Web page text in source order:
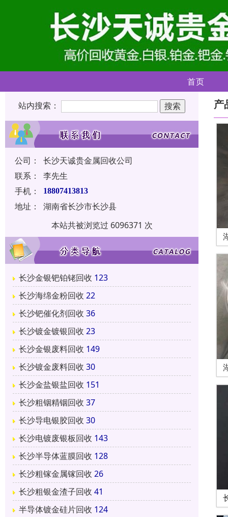
首页
站内搜索：
公司：
长沙天诚贵金属回收公司
联系：
李先生
手机：
18807413813
地址：
湖南省长沙市长沙县
本站共被浏览过 6096371 次
长沙金银钯铂铑回收 123
长沙海绵金粉回收 22
长沙钯催化剂回收 36
长沙镀金镀银回收 23
长沙金银废料回收 149
长沙镀金废料回收 30
长沙金盐银盐回收 151
长沙粗铟精铟回收 37
长沙导电银胶回收 30
长沙电镀废银板回收 143
长沙半导体蓝膜回收 128
长沙粗镓金属镓回收 26
长沙粗银金渣子回收 41
半导体镀金硅片回收 124
产